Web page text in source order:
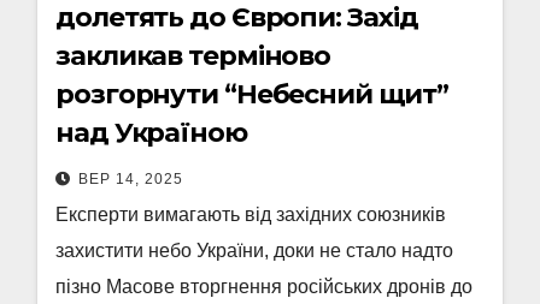
долетять до Європи: Захід
закликав терміново
розгорнути “Небесний щит”
над Україною
ВЕР 14, 2025
Експерти вимагають від західних союзників
захистити небо України, доки не стало надто
пізно Масове вторгнення російських дронів до